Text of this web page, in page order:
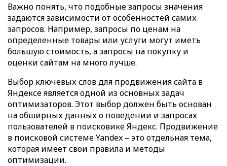
Важно понять, что подобные запросы значения
задаются зависимости от особенностей самих
запросов. Например, запросы по ценам на
определенные товары или услуги могут иметь
большую стоимость, а запросы на покупку и
оценки сайтам на много лучше.
Выбор ключевых слов для продвижения сайта в
Яндексе является одной из основных задач
оптимизаторов. Этот выбор должен быть основан
на обширных данных о поведении и запросах
пользователей в поисковике Яндекс. Продвижение
в поисковой системе Yandex – это отдельная тема,
которая имеет свои правила и методы
оптимизации.